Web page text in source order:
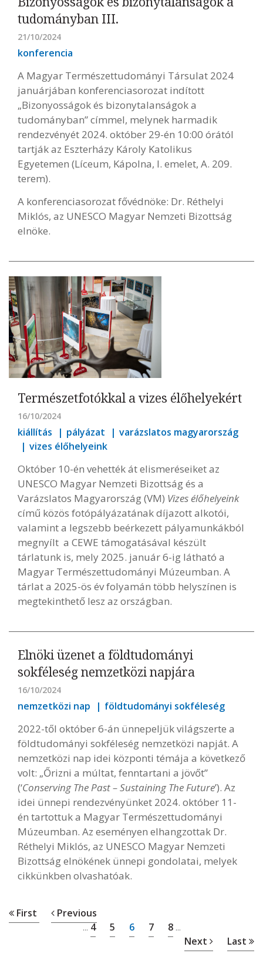
tudományban III.
21/10/2024
konferencia
A Magyar Természettudományi Társulat 2024
januárjában konferenciasorozat indított
„Bizonyosságok és bizonytalanságok a
tudományban” címmel, melynek harmadik
rendezvényét 2024. október 29-én 10:00 órától
tartják az Eszterházy Károly Katolikus
Egyetemen (Líceum, Kápolna, I. emelet, A. 209.
terem).
A konferenciasorozat fővédnöke: Dr. Réthelyi
Miklós, az UNESCO Magyar Nemzeti Bizottság
elnöke.
Természetfotókkal a vizes élőhelyekért
16/10/2024
kiállítás pályázat
varázslatos magyarország
vizes élőhelyeink
Október 10-én vehették át elismeréseiket az
UNESCO Magyar Nemzeti Bizottság és a
Varázslatos Magyarország (VM) Vizes élőhelyeink
című közös fotópályázatának díjazott alkotói,
valamint a legszebb beérkezett pályamunkákból
megnyílt a CEWE támogatásával készült
tárlatunk is, mely 2025. január 6-ig látható a
Magyar Természettudományi Múzeumban. A
tárlat a 2025-ös év folyamán több helyszínen is
megtekinthető lesz az országban.
Elnöki üzenet a földtudományi
sokféleség nemzetközi napjára
16/10/2024
nemzetközi nap földtudományi sokféleség
2022-től október 6-án ünnepeljük világszerte a
földtudományi sokféleség nemzetközi napját. A
nemzetközi nap idei központi témája a következő
volt: „Őrizni a múltat, fenntartani a jövőt”
(‘Conserving The Past – Sustaining The Future’). Az
idei ünnepi rendezvényünket 2024. október 11-
én tartottuk a Magyar Természettudományi
Múzeumban. Az eseményen elhangzottak Dr.
Réthelyi Miklós, az UNESCO Magyar Nemzeti
Bizottság elnökének ünnepi gondolatai, melyek
cikkünkben olvashatóak.
First Previous
... 4 5 6 7 8...
Next Last